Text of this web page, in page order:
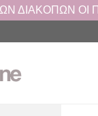
ΔΙΑΚΟΠΩΝ ΟΙ